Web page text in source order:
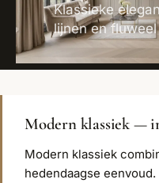
Klassieke
lijnen en fluweel
Modern klassiek —
Modern klassiek
hedendaagse